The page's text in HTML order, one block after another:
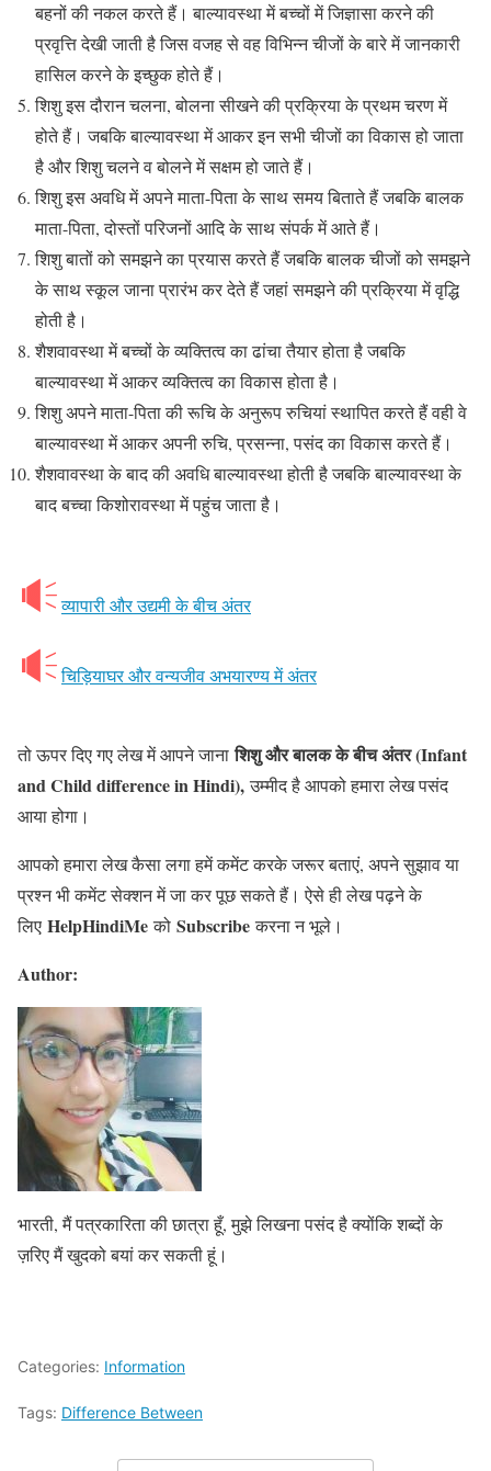
बहनों की नकल करते हैं। बाल्यावस्था में बच्चों में जिज्ञासा करने की
प्रवृत्ति देखी जाती है जिस वजह से वह विभिन्न चीजों के बारे में जानकारी
हासिल करने के इच्छुक होते हैं।
शिशु इस दौरान चलना, बोलना सीखने की प्रक्रिया के प्रथम चरण में
होते हैं। जबकि बाल्यावस्था में आकर इन सभी चीजों का विकास हो जाता
है और शिशु चलने व बोलने में सक्षम हो जाते हैं।
शिशु इस अवधि में अपने माता-पिता के साथ समय बिताते हैं जबकि बालक
माता-पिता, दोस्तों परिजनों आदि के साथ संपर्क में आते हैं।
शिशु बातों को समझने का प्रयास करते हैं जबकि बालक चीजों को समझने
के साथ स्कूल जाना प्रारंभ कर देते हैं जहां समझने की प्रक्रिया में वृद्धि
होती है।
शैशवावस्था में बच्चों के व्यक्तित्व का ढांचा तैयार होता है जबकि
बाल्यावस्था में आकर व्यक्तित्व का विकास होता है।
शिशु अपने माता-पिता की रूचि के अनुरूप रुचियां स्थापित करते हैं वही वे
बाल्यावस्था में आकर अपनी रुचि, प्रसन्ना, पसंद का विकास करते हैं।
शैशवावस्था के बाद की अवधि बाल्यावस्था होती है जबकि बाल्यावस्था के
बाद बच्चा किशोरावस्था में पहुंच जाता है।
व्यापारी और उद्यमी के बीच अंतर
चिड़ियाघर और वन्यजीव अभयारण्य में अंतर
तो ऊपर दिए गए लेख में आपने जानाशिशु और बालक के बीच अंतर (Infant
and Child difference in Hindi),उम्मीद है आपको हमारा लेख पसंद
आया होगा।
आपको हमारा लेख कैसा लगा हमें कमेंट करके जरूर बताएं, अपने सुझाव या
प्रश्न भी कमेंट सेक्शन में जा कर पूछ सकते हैं। ऐसे ही लेख पढ़ने के
लिए HelpHindiMeको Subscribeकरना न भूले।
Author:
भारती, मैं पत्रकारिता की छात्रा हूँ, मुझे लिखना पसंद है क्योंकि शब्दों के
ज़रिए मैं खुदको बयां कर सकती हूं।
Categories: Information
Tags: Difference Between